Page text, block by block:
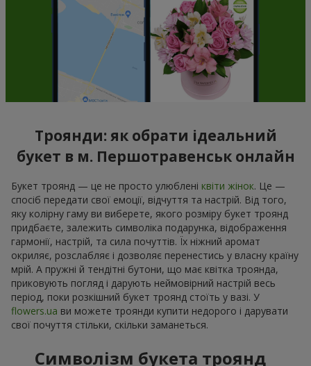
Троянди: як обрати ідеальний
букет в м. Першотравенськ онлайн
Букет троянд — це не просто улюблені квіти жінок. Це —
спосіб передати свої емоції, відчуття та настрій. Від того,
яку колірну гаму ви виберете, якого розміру букет троянд
придбаєте, залежить символіка подарунка, відображення
гармонії, настрій, та сила почуттів. Їх ніжний аромат
окриляє, розслабляє і дозволяє перенестись у власну країну
мрій. А пружні й тендітні бутони, що має квітка троянда,
приковують погляд і дарують неймовірний настрій весь
період, поки розкішний букет троянд стоїть у вазі. У
flowers.ua ви можете троянди купити недорого і дарувати
свої почуття стільки, скільки заманеться.
Символізм букета троянд